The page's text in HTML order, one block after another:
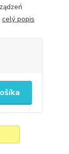
celý popis